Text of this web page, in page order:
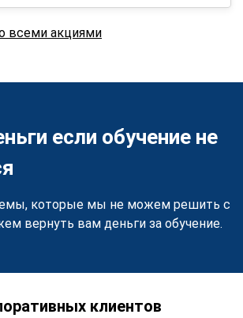
всеми акциями
если обучение не
которые мы не можем решить с
вернуть вам деньги за обучение.
клиентов